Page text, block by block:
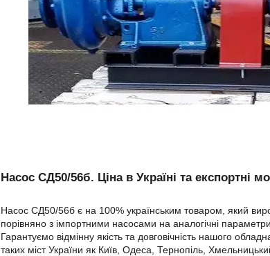
Насос СД50/56б. Ціна в Україні та експортні
Насос СД50/56б є на 100% українським товаром, який
порівняно з імпортними насосами на аналогічні
Гарантуємо відмінну якість та довговічність нашого
таких міст України як Київ, Одеса, Тернопіль,